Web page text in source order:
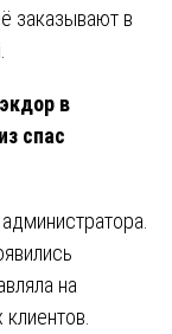
заказывают в
в
спас
на